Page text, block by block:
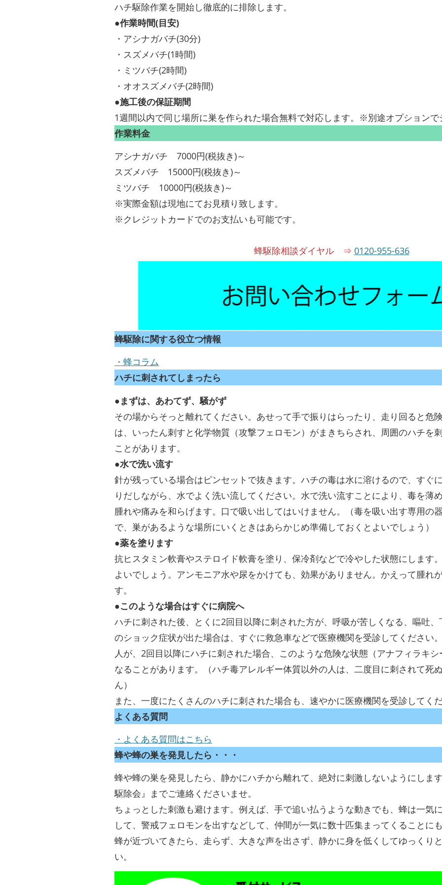
ハチ駆除作業を開始し徹底的に排除します。
●作業時間(目安)
・アシナガバチ(30分)
・スズメバチ(1時間)
・ミツバチ(2時間)
・オオスズメバチ(2時間)
●施工後の保証期間
1週間以内で同じ場所に巣を作られた場合無料で対応します。※別途オプションで
作業料金
アシナガバチ 7000円(税抜き)～
スズメバチ 15000円(税抜き)～
ミツバチ 10000円(税抜き)～
※実際金額は現地にてお見積り致します。
※クレジットカードでのお支払いも可能です。
蜂駆除相談ダイヤル ⇒ 0120-955-636
蜂駆除に関する役立つ情報
・蜂コラム
ハチに刺されてしまったら
●まずは、あわてず、騒がず
その場からそっと離れてください。あせって手で振りはらったり、走り回ると危
は、いったん刺すと化学物質（攻撃フェロモン）がまきちらされ、周囲のハチを
ことがあります。
●水で洗い流す
針が残っている場合はピンセットで抜きます。ハチの毒は水に溶けるので、すぐ
りだしながら、水でよく洗い流してください。水で洗い流すことにより、毒を薄
腫れや痛みを和らげます。口で吸い出してはいけません。（毒を吸い出す専用の
で、巣があるような場所にいくときはあらかじめ準備しておくとよいでしょう）
●薬を塗ります
抗ヒスタミン軟膏やステロイド軟膏を塗り、保冷剤などで冷やした状態にします
よいでしょう。アンモニア水や尿をかけても、効果がありません。かえって腫れ
す。
●このような場合はすぐに病院へ
ハチに刺された後、とくに2回目以降に刺された方が、呼吸が苦しくなる、嘔吐
のショック症状が出た場合は、すぐに救急車などで医療機関を受診してください
人が、2回目以降にハチに刺された場合、このような危険な状態（アナフィラキ
なることがあります。（ハチ毒アレルギー体質以外の人は、二度目に刺されて死
ん）
また、一度にたくさんのハチに刺された場合も、速やかに医療機関を受診してくだ
よくある質問
・よくある質問はこちら
蜂や蜂の巣を発見したら・・・
蜂や蜂の巣を発見したら、静かにハチから離れて、絶対に刺激しないようにしま
駆除会』までご連絡くださいませ。
ちょっとした刺激も避けます。例えば、手で追い払うような動きでも、蜂は一気
して、警戒フェロモンを出すなどして、仲間が一気に数十匹集まってくることに
蜂が近づいてきたら、走らず、大きな声を出さず、静かに身を低くしてゆっくり
い。